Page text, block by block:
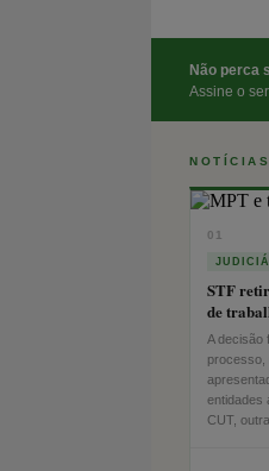
Não perca
Assine o
NOTÍCIAS
01
STF
de
A decisão
processo,
entidades
CUT,